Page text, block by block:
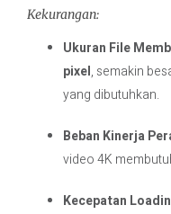
Kekurangan:
Ukuran File
pixel, semakin
yang dibutuhkan.
Beban Kinerja
video 4K
Kecepatan